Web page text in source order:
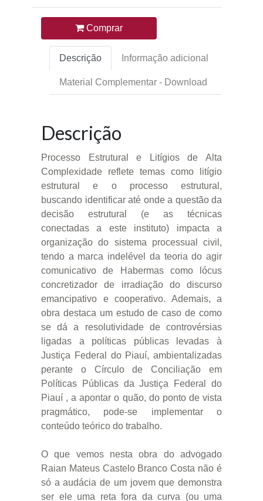
Comprar
Descrição Informação adicional
Material Complementar - Download
Descrição
Processo Estrutural e Litígios de Alta
Complexidade reflete temas como litígio
estrutural e o processo estrutural,
buscando identificar até onde a questão da
decisão estrutural (e as técnicas
conectadas a este instituto) impacta a
organização do sistema processual civil,
tendo a marca indelével da teoria do agir
comunicativo de Habermas como lócus
concretizador de irradiação do discurso
emancipativo e cooperativo. Ademais, a
obra destaca um estudo de caso de como
se dá a resolutividade de controvérsias
ligadas a políticas públicas levadas à
Justiça Federal do Piauí, ambientalizadas
perante o Círculo de Conciliação em
Políticas Públicas da Justiça Federal do
Piauí , a apontar o quão, do ponto de vista
pragmático, pode-se implementar o
conteúdo teórico do trabalho.
O que vemos nesta obra do advogado
Raian Mateus Castelo Branco Costa não é
só a audácia de um jovem que demonstra
ser ele uma reta fora da curva (ou uma